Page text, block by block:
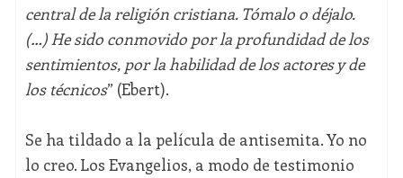
central de la religión cristiana. Tómalo o déjalo.
(…) He sido conmovido por la profundidad de los
sentimientos, por la habilidad de los actores y de
los técnicos” (Ebert).
Se ha tildado a la película de antisemita. Yo no
lo creo. Los Evangelios, a modo de testimonio